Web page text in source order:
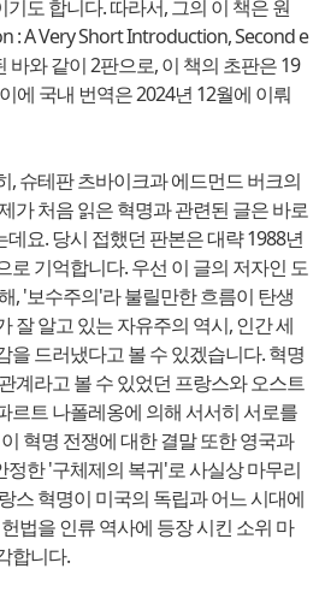
기도 합니다. 따라서, 그의 이 책은 원
: A Very Short Introduction, Second e
와 같이 2판으로, 이 책의 초판은 19
에 국내 번역은 2024년 12월에 이뤄
, 슈테판 츠바이크과 에드먼드 버크의
가 처음 읽은 혁명과 관련된 글은 바로
요. 당시 접했던 판본은 대략 1988년
로 기억합니다. 우선 이 글의 저자인 도
, '보수주의'라 불릴만한 흐름이 탄생
잘 알고 있는 자유주의 역시, 인간 세
을 드러냈다고 볼 수 있겠습니다. 혁명
계라고 볼 수 있었던 프랑스와 오스트
르트 나폴레옹에 의해 서서히 서로를
혁명 전쟁에 대한 결말 또한 영국과
한 '구체제의 복귀'로 사실상 마무리
스 혁명이 미국의 독립과 어느 시대에
법을 인류 역사에 등장 시킨 소위 마
합니다.